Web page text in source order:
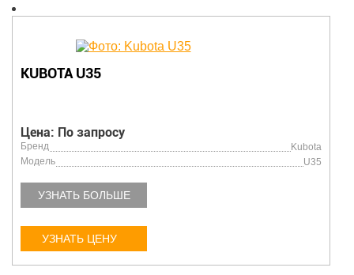
KUBOTA U35
Цена: По запросу
Бренд
Kubota
Модель
U35
УЗНАТЬ БОЛЬШЕ
УЗНАТЬ ЦЕНУ